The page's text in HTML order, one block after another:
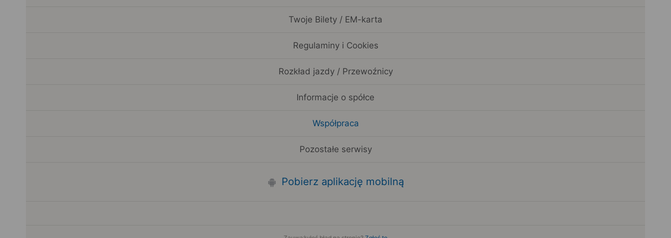
Twoje Bilety / EM-karta
Regulaminy i Cookies
Rozkład jazdy / Przewoźnicy
Informacje o spółce
Współpraca
Pozostałe serwisy
Pobierz aplikację mobilną